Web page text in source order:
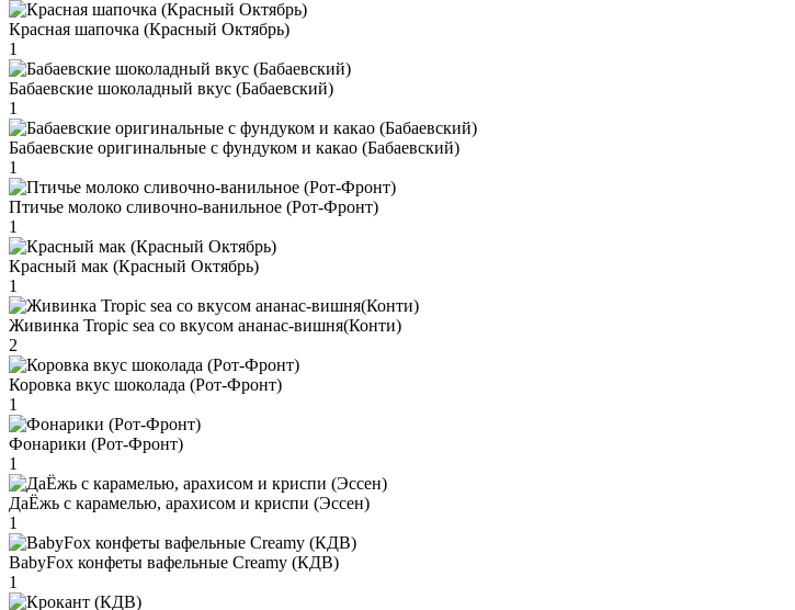
Красная шапочка (Красный Октябрь)
1
Бабаевские шоколадный вкус (Бабаевский)
1
Бабаевские оригинальные с фундуком и какао (Бабаевский)
1
Птичье молоко сливочно-ванильное (Рот-Фронт)
1
Красный мак (Красный Октябрь)
1
Живинка Tropic sea со вкусом ананас-вишня(Конти)
2
Коровка вкус шоколада (Рот-Фронт)
1
Фонарики (Рот-Фронт)
1
ДаЁжь с карамелью, арахисом и криспи (Эссен)
1
BabyFox конфеты вафельные Creamy (КДВ)
1